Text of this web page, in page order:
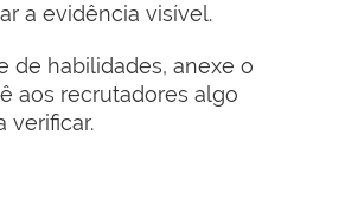
a evidência visível.
de habilidades, anexe o
aos recrutadores algo
verificar.